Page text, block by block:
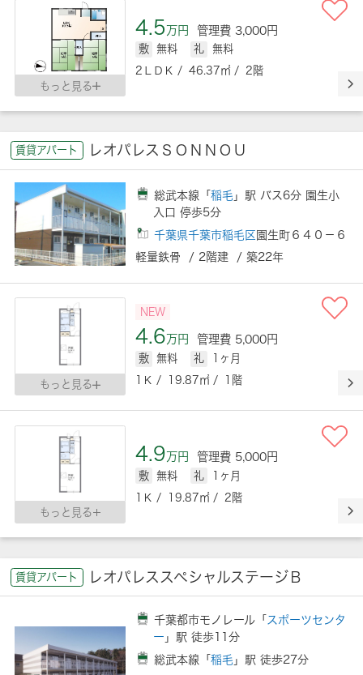
もっと見る
4.5万円 管理費 3,000円
敷 無料 礼
無料
2ＬＤＫ / 46.37㎡ / 2階
賃貸アパート レオパレスＳＯＮＮＯＵ
総武本線「稲毛 」駅 バス6分 園生小
入口 停歩5分
千葉県千葉市稲毛区 園生町６４０－６
軽量鉄骨 / 2階建 / 築22年
もっと見る
NEW
4.6万円 管理費 5,000円
敷 無料 礼
1ヶ月
1Ｋ / 19.87㎡ / 1階
もっと見る
4.9万円 管理費 5,000円
敷 無料 礼
1ヶ月
1Ｋ / 19.87㎡ / 2階
賃貸アパート レオパレススペシャルステージＢ
千葉都市モノレール「 スポーツセンタ
ー 」駅 徒歩11分
総武本線「稲毛 」駅 徒歩27分